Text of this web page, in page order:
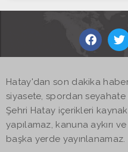
14
Kayserispor
BB Bodrumspor
Sivasspor
Hatayspor
19
Adana Demirspor
Hatay'dan son dakika
siyasete, spordan
Şehri Hatay içerikleri
yapılamaz, kanuna aykırı
başka yerde yayınlanamaz.